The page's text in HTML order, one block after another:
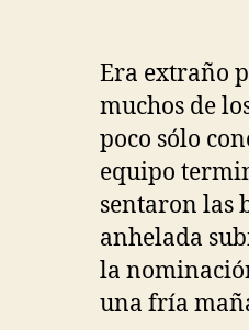
Era extraño
muchos de
poco sólo
equipo
sentaron las
anhelada
la
una fría